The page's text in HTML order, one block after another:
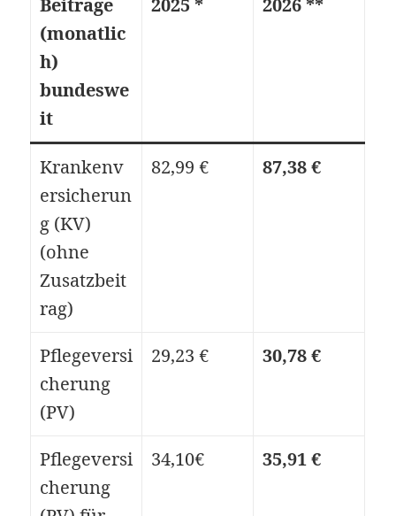
(monatlic
h)
bundeswe
it
Krankenv
ersicherun
g (KV)
(ohne
Zusatzbeit
rag)
82,99 € 87,38 €
Pflegeversi
cherung
(PV)
29,23 € 30,78 €
Pflegeversi
cherung
34,10€ 35,91 €